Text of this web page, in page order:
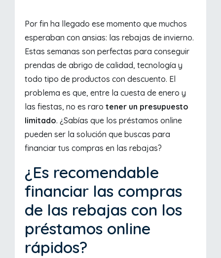
Por fin ha llegado ese momento que muchos
esperaban con ansias: las rebajas de invierno.
Estas semanas son perfectas para conseguir
prendas de abrigo de calidad, tecnología y
todo tipo de productos con descuento. El
problema es que, entre la cuesta de enero y
las fiestas, no es rarotener un presupuesto
limitado. ¿Sabías que los préstamos online
pueden ser la solución que buscas para
financiar tus compras en las rebajas?
¿Es recomendable
financiar las compras
de las rebajas con los
préstamos online
rápidos?